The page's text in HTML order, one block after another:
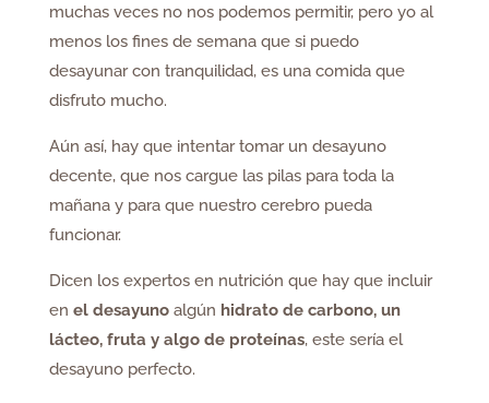
muchas veces no nos podemos permitir, pero yo al
menos los fines de semana que si puedo
desayunar con tranquilidad, es una comida que
disfruto mucho.
Aún así, hay que intentar tomar un desayuno
decente, que nos cargue las pilas para toda la
mañana y para que nuestro cerebro pueda
funcionar.
Dicen los expertos en nutrición que hay que incluir
en el desayunoalgún hidrato de carbono, un
lácteo, fruta y algo de proteínas, este sería el
desayuno perfecto.